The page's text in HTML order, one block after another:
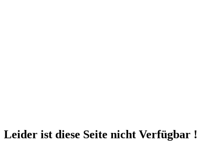
Leider ist diese Seite nicht Verfügbar !